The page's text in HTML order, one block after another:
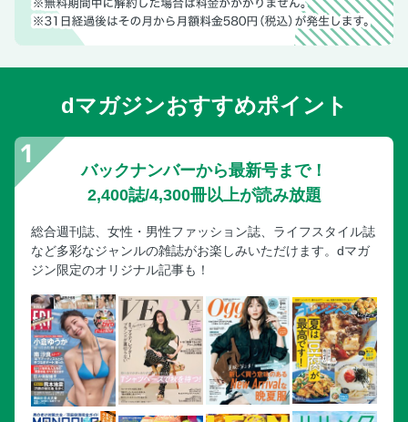
dマガジンおすすめポイント
バックナンバーから最新号まで！
2,400誌/4,300冊以上が読み放題
総合週刊誌、女性・男性ファッション誌、ライフスタイル誌
など多彩なジャンルの雑誌がお楽しみいただけます。dマガ
ジン限定のオリジナル記事も！